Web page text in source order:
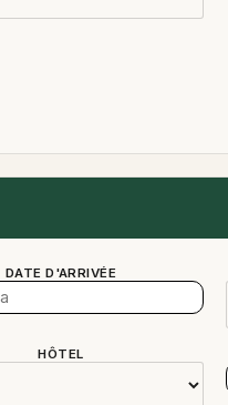
DATE D'ARRIVÉE
HÔTEL